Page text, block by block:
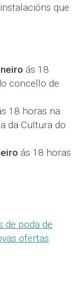
que
ás 18
concello de
18 horas na
da Cultura do
ás 18 horas
de poda de
ofertas.